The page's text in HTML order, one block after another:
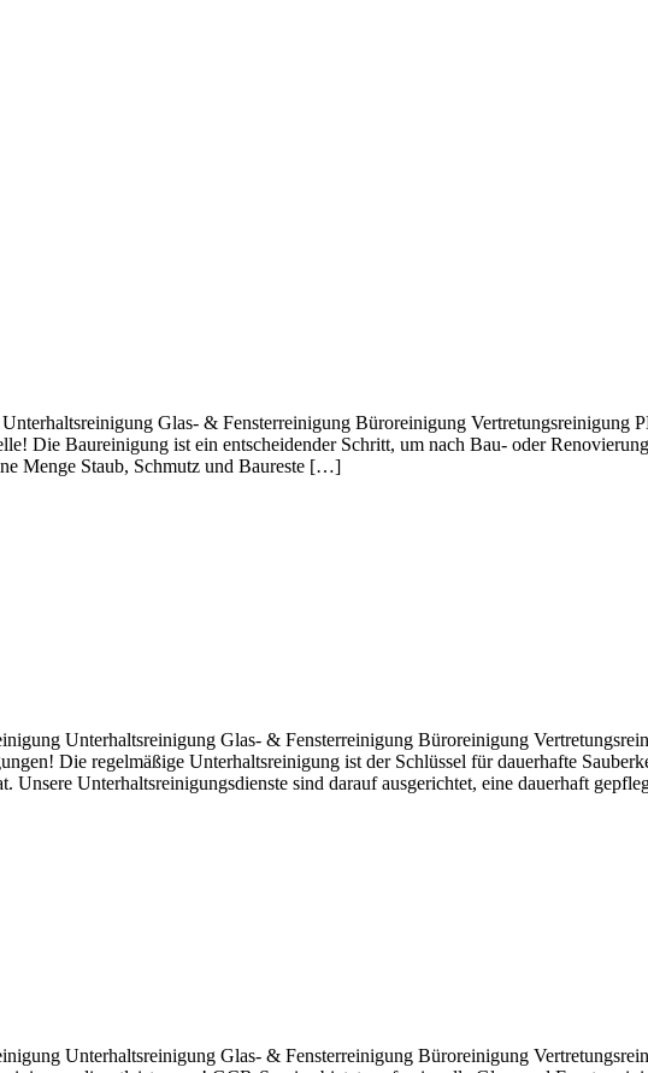
Glas- & Fensterreinigung Büroreinigung Vertretungsreinigung
Die Baureinigung ist ein entscheidender Schritt, um nach Bau- oder
Menge Staub, Schmutz und Baureste […]
Unterhaltsreinigung Glas- & Fensterreinigung Büroreinigung
Die regelmäßige Unterhaltsreinigung ist der Schlüssel für dauerhafte
Unsere Unterhaltsreinigungsdienste sind darauf ausgerichtet, eine dauerhaft
Unterhaltsreinigung Glas- & Fensterreinigung Büroreinigung